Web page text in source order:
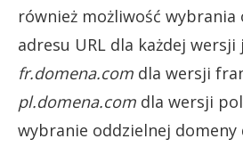
również możliwość wybrania
adresu URL dla każdej wersji
fr.domena.com dla wersji
pl.domena.com dla wersji
wybranie oddzielnej domeny